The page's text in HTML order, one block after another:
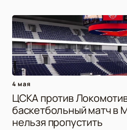
4 мая
ЦСКА против
баскетбольный матч в
нельзя пропустить